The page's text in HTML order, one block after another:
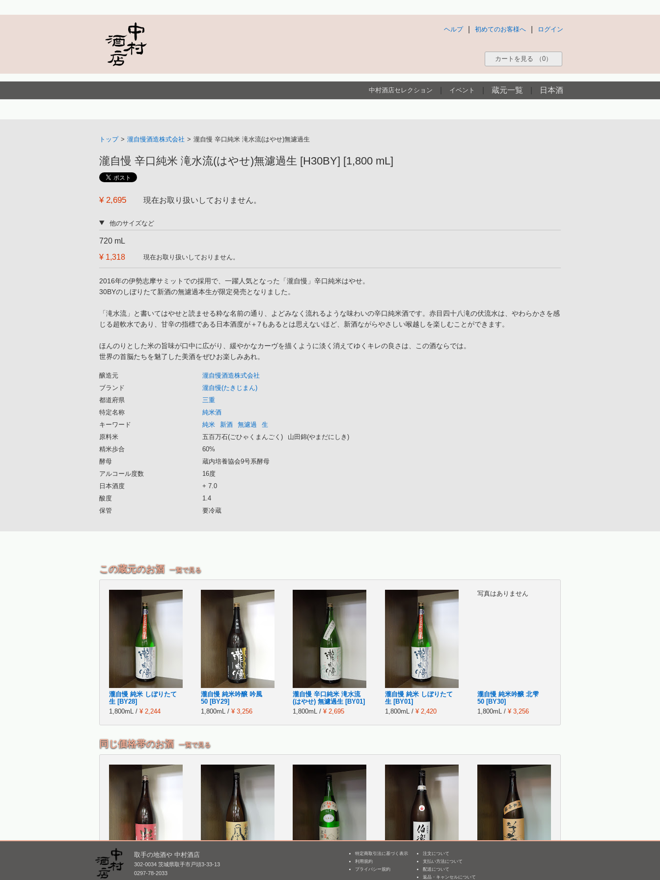
ログイン
初めてのお客様へ
ヘルプ
カートを見る （0）
中村酒店セレクション イベント 蔵元一覧 日本酒
トップ > 瀧自慢酒造株式会社 > 瀧自慢 辛口純米 滝水流(はやせ)無濾過生
瀧自慢 辛口純米 滝水流(はやせ)無濾過生 [H30BY] [1,800 mL]
¥ 2,695 現在お取り扱いしておりません。
他のサイズなど
720 mL
¥ 1,318
現在お取り扱いしておりません。
2016年の伊勢志摩サミットでの採用で、一躍人気となった「瀧自慢」辛口純米はやせ。
30BYのしぼりたて新酒の無濾過本生が限定発売となりました。
「滝水流」と書いてはやせと読ませる粋な名前の通り、よどみなく流れるような味わいの辛口純米酒です。赤目四十八滝の伏流水は、やわらかさを感
じる超軟水であり、甘辛の指標である日本酒度が＋7もあるとは思えないほど、新酒ながらやさしい喉越しを楽しむことができます。
ほんのりとした米の旨味が口中に広がり、緩やかなカーヴを描くように淡く消えてゆくキレの良さは、この酒ならでは。
世界の首脳たちを魅了した美酒をぜひお楽しみあれ。
醸造元
瀧自慢酒造株式会社
ブランド
瀧自慢(たきじまん)
都道府県
三重
特定名称
純米酒
キーワード
純米 新酒 無濾過
生
原料米
五百万石(ごひゃくまんごく)
山田錦(やまだにしき)
精米歩合
60%
酵母
蔵内培養協会9号系酵母
アルコール度数
16度
日本酒度
+ 7.0
酸度
1.4
保管
要冷蔵
この蔵元のお酒 一覧で見る
瀧自慢 純米 しぼりたて
生 [BY28]
1,800mL / ¥ 2,244
瀧自慢 純米吟醸 吟風
50 [BY29]
1,800mL / ¥ 3,256
瀧自慢 辛口純米 滝水流
(はやせ) 無濾過生 [BY01]
1,800mL / ¥ 2,695
瀧自慢 純米 しぼりたて
生 [BY01]
1,800mL / ¥ 2,420
写真はありません
瀧自慢 純米吟醸 北雫
50 [BY30]
1,800mL / ¥ 3,256
同じ価格帯のお酒 一覧で見る
巌 純米(赤) 原酒
麓井 熱燗純米
麓井 純米 生もと 本辛 ま
伯楽星 特別純米 冷
取手の地酒や 中村酒店
302-0034 茨城県取手市戸頭3-33-13
0297-78-2033
特定商取引法に基づく表示
利用規約
プライバシー規約
注文について
支払い方法について
配送について
返品・キャンセルについて